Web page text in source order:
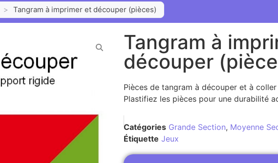
> Tangram à imprimer et découper (pièces)
Tangram à
découper
Pièces de tangram à découper et à
Plastifiez les pièces pour une durabilité
Catégories Grande Section, Moyenne
Étiquette Jeux